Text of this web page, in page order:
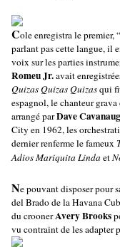
Cole enregistra le premier,
parlant pas cette langue, il
voix sur les parties
Romeu Jr.avait
Quizas Quizas Quizasqui
espagnol, le chanteur
arrangé parDave
City en 1962, les
dernier renferme le fameux
Adios Mariquita Linda et
Ne pouvant disposer pour
del Brado de la Havana
du croonerAvery Brooks
vu contraint de les adapter